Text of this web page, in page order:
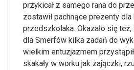
przykicał z samego rana do
zostawił pachnące prezenty dla
przedszkolaka. Okazało się też,
dla Smerfów kilka zadań do
wielkim entuzjazmem
skakały w worku jak zajączki,